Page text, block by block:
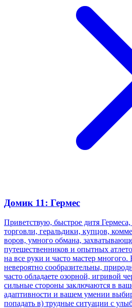
Домик 11: Гермес
Приветствую, быстрое дитя Гермеса,
торговли, геральдики, купцов,
воров, умного обмана,
путешественников и опытных
на все руки и часто мастер
невероятно сообразительны,
часто обладаете озорной, игривой
сильные стороны заключаются в
адаптивности и вашем умении
попадать в) трудные ситуации с